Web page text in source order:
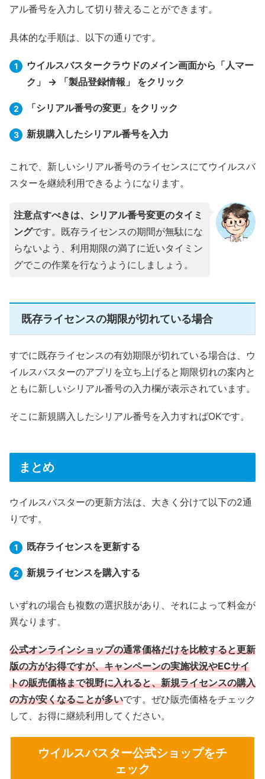
アル番号を入力して切り替えることができます。
具体的な手順は、以下の通りです。
ウイルスバスタークラウドのメイン画面から「人マー
ク」 → 「製品登録情報」 をクリック
「シリアル番号の変更」をクリック
新規購入したシリアル番号を入力
これで、新しいシリアル番号のライセンスにてウイルスバ
スターを継続利用できるようになります。
注意点すべきは、シリアル番号変更のタイミ
ングです。既存ライセンスの期間が無駄にな
らないよう、利用期限の満了に近いタイミン
グでこの作業を行なうようにしましょう。
既存ライセンスの期限が切れている場合
すでに既存ライセンスの有効期限が切れている場合は、ウ
イルスバスターのアプリを立ち上げると期限切れの案内と
ともに新しいシリアル番号の入力欄が表示されています。
そこに新規購入したシリアル番号を入力すればOKです。
まとめ
ウイルスバスターの更新方法は、大きく分けて以下の2通
りです。
既存ライセンスを更新する
新規ライセンスを購入する
いずれの場合も複数の選択肢があり、それによって料金が
異なります。
公式オンラインショップの通常価格だけを比較すると更新
版の方がお得ですが、キャンペーンの実施状況やECサイ
トの販売価格まで視野に入れると、新規ライセンスの購入
の方が安くなることが多いです。ぜひ販売価格をチェック
して、お得に継続利用してください。
ウイルスバスター公式ショップをチ
ェック